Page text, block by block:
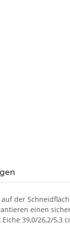
der
einen
39,0/26,2/5,3